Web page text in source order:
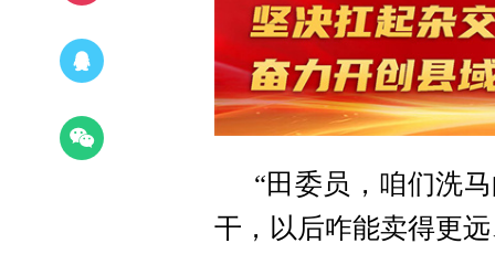
“田委员，咱们洗
干，以后咋能卖得更